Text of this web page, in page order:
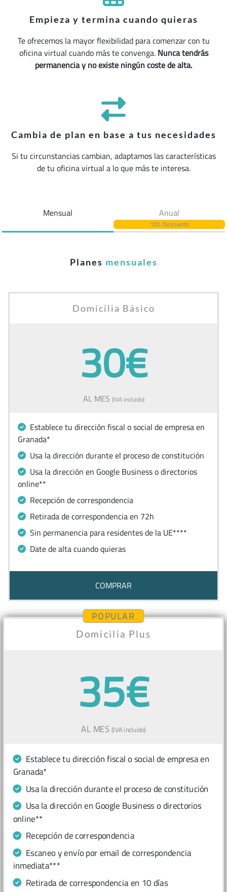
Empieza y termina cuando quieras
Te ofrecemos la mayor flexibilidad para comenzar con tu
oficina virtual cuando más te convenga.Nunca tendrás
permanencia y no existe ningún coste de alta.
Cambia de plan en base a tus necesidades
Si tu circunstancias cambian, adaptamos las características
de tu oficina virtual a lo que más te interesa.
Mensual Anual
10% Descuento
Planes mensuales
Domicilia Básico
30€
AL MES (IVA incluido)
Establece tu dirección fiscal o social de empresa en
Granada*
Usa la dirección durante el proceso de constitución
Usa la dirección en Google Business o directorios
online**
Recepción de correspondencia
Retirada de correspondencia en 72h
Sin permanencia para residentes de la UE****
Date de alta cuando quieras
COMPRAR
POPULAR
Domicilia Plus
35€
AL MES(IVA incluido)
Establece tu dirección fiscal o social de empresa en
Granada*
Usa la dirección durante el proceso de constitución
Usa la dirección en Google Business o directorios
online**
Recepción de correspondencia
Escaneo y envío por email de correspondencia
inmediata***
Retirada de correspondencia en 10 días